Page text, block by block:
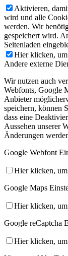
Aktivieren,
wird und alle
werden. Wir
gespeichert wird.
Seitenladen
Hier klicken,
Andere externe
Wir nutzen auch
Webfonts, Google
Anbieter
speichern, können
dass eine
Aussehen unserer
Änderungen
Google Webfont
Hier klicken,
Google Maps
Hier klicken,
Google reCaptcha
Hier klicken,